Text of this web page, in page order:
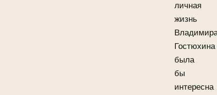
личная
жизнь
Гостюхина
была
бы
интересна